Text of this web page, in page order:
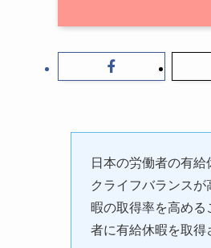
日本の労働者の有
クライフバランス
暇の取得率を高め
者に有給休暇を取得